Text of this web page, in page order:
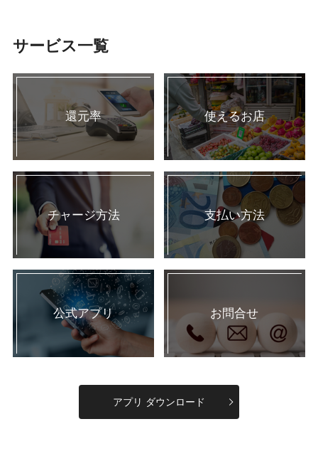
サービス一覧
還元率 使えるお店
チャージ方法 支払い方法
公式アプリ お問合せ
アプリ ダウンロード